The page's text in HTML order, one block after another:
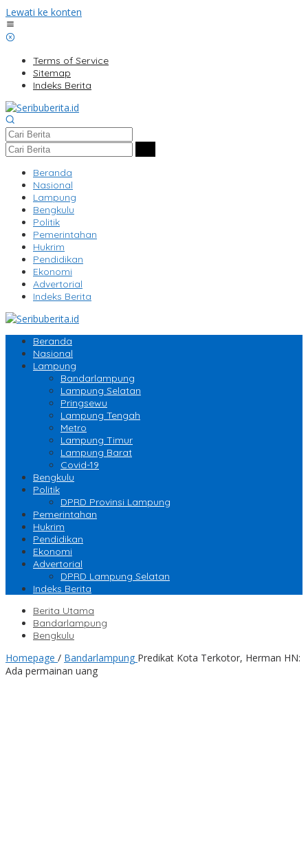
Lewati ke konten
Terms of Service
Sitemap
Indeks Berita
Beranda
Nasional
Lampung
Bengkulu
Politik
Pemerintahan
Hukrim
Pendidikan
Ekonomi
Advertorial
Indeks Berita
Beranda
Nasional
Lampung
Bandarlampung
Lampung Selatan
Pringsewu
Lampung Tengah
Metro
Lampung Timur
Lampung Barat
Covid-19
Bengkulu
Politik
DPRD Provinsi Lampung
Pemerintahan
Hukrim
Pendidikan
Ekonomi
Advertorial
DPRD Lampung Selatan
Indeks Berita
Berita Utama
Bandarlampung
Bengkulu
Homepage / Bandarlampung Predikat Kota Terkotor, Herman HN:
Ada permainan uang